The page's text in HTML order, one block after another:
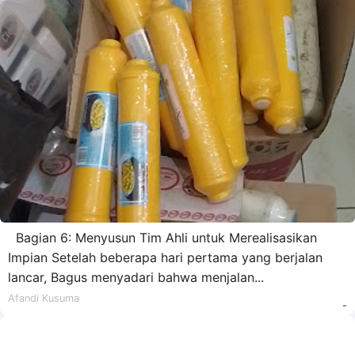
Bagian 6: Menyusun Tim Ahli untuk Merealisasikan
Impian Setelah beberapa hari pertama yang berjalan
lancar, Bagus menyadari bahwa menjalan...
Afandi Kusuma
-